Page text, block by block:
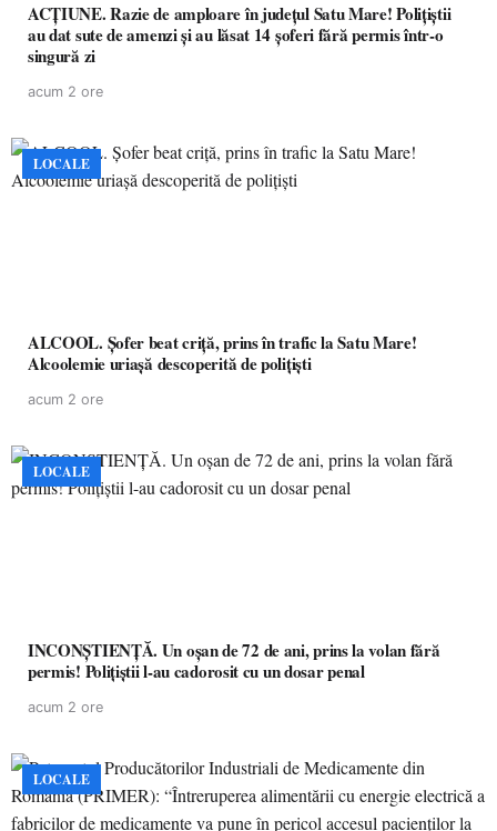
ACȚIUNE. Razie de amploare în județul Satu Mare! Polițiștii
au dat sute de amenzi și au lăsat 14 șoferi fără permis într-o
singură zi
acum 2 ore
LOCALE
ALCOOL. Șofer beat criță, prins în trafic la Satu Mare!
Alcoolemie uriașă descoperită de polițiști
acum 2 ore
LOCALE
INCONȘTIENȚĂ. Un oșan de 72 de ani, prins la volan fără
permis! Polițiștii l-au cadorosit cu un dosar penal
acum 2 ore
LOCALE